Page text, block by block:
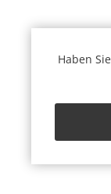
Haben